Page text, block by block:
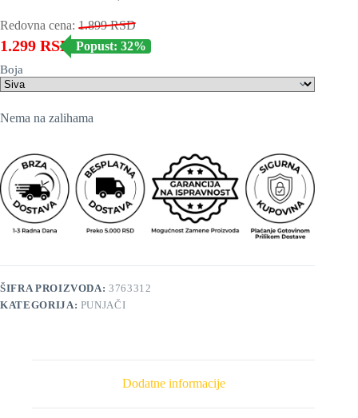
Redovna cena: 1.899RSD
1.299 RSD Popust: 32%
Boja
Nema na zalihama
ŠIFRA PROIZVODA:3763312
KATEGORIJA: PUNJAČI
Dodatne informacije